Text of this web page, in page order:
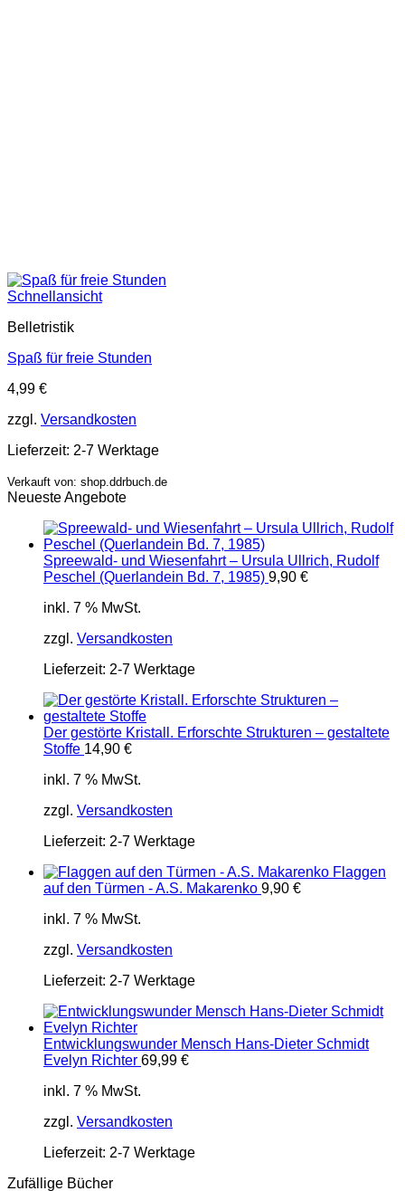
Schnellansicht
Belletristik
Spaß für freie Stunden
4,99 €
zzgl. Versandkosten
Lieferzeit: 2-7 Werktage
Verkauft von: shop.ddrbuch.de
Neueste Angebote
Spreewald- und Wiesenfahrt – Ursula Ullrich, Rudolf
Peschel (Querlandein Bd. 7, 1985) 9,90 €
inkl. 7 % MwSt.
zzgl. Versandkosten
Lieferzeit: 2-7 Werktage
Der gestörte Kristall. Erforschte Strukturen – gestaltete
Stoffe 14,90 €
inkl. 7 % MwSt.
zzgl. Versandkosten
Lieferzeit: 2-7 Werktage
Flaggen
auf den Türmen - A.S. Makarenko 9,90 €
inkl. 7 % MwSt.
zzgl. Versandkosten
Lieferzeit: 2-7 Werktage
Entwicklungswunder Mensch Hans-Dieter Schmidt
Evelyn Richter 69,99 €
inkl. 7 % MwSt.
zzgl. Versandkosten
Lieferzeit: 2-7 Werktage
Zufällige Bücher